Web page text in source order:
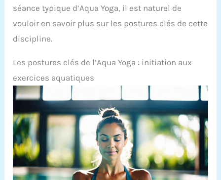
séance typique d’Aqua Yoga, il est naturel de
vouloir en savoir plus sur les postures clés de cette
discipline.
Les postures clés de l’Aqua Yoga : initiation aux
exercices aquatiques